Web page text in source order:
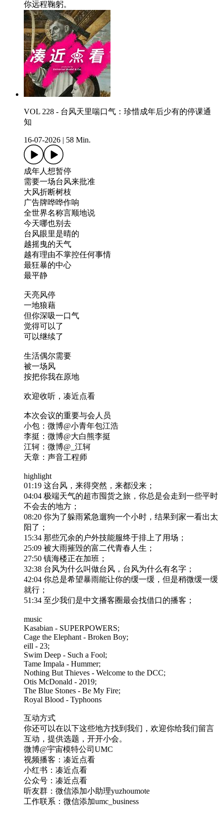
你远程鞠躬。
VOL 228 - 台风天里喘口气：珍惜成年后少有的停课通
知
16-07-2026 58 Min.
成年人想暂停
需要一场台风来批准
大风折断树枝
广告牌哗哗作响
全世界名称言顺地说
今天哪也别去
台风眼里是晴的
越摇曳的天气
越有理由不掌控任何事情
最狂暴的中心
最平静
天亮风停
一地狼藉
但你深吸一口气
觉得可以了
可以继续了
生活偶尔需要
被一场风
按把你我在原地
欢迎收听，凑近点看
本次会议的重要与会人员
小包：微博@小青年包江浩
李挺：微博@大白熊李挺
江轲：微博@_江轲
天章：声音工程师
highlight
01:19 这台风，来得突然，来都没来；
04:04 极端天气的超市囤货之旅，你总是会走到一些平时
不会去的地方；
08:20 你为了躲雨紧急遛狗一个小时，结果到家一看出太
阳了；
15:34 那些冗余的户外技能服终于排上了用场；
25:09 被大雨摧毁的富二代青春人生；
27:50 镇海楼正在加班；
32:38 台风为什么叫做台风，台风为什么有名字；
42:04 你总是希望暴雨能让你的缓一缓，但是稍微缓一缓
就行；
51:34 至少我们是中文播客圈最会找借口的播客；
music
Kasabian - SUPERPOWERS;
Cage the Elephant - Broken Boy;
eill - 23;
Swim Deep - Such a Fool;
Tame Impala - Hummer;
Nothing But Thieves - Welcome to the DCC;
Otis McDonald - 2019;
The Blue Stones - Be My Fire;
Royal Blood - Typhoons
互动方式
你还可以在以下这些地方找到我们，欢迎你给我们留言
互动，提供选题，开开小会。
微博@宇宙模特公司UMC
视频播客：凑近点看
小红书：凑近点看
公众号：凑近点看
听友群：微信添加小助理yuzhoumote
工作联系：微信添加umc_business